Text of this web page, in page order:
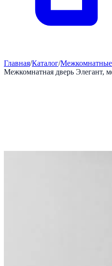
Главная/Каталог/Межкомнатные
Межкомнатная дверь Элегант,